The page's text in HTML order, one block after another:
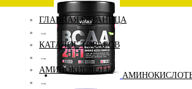
ГЛАВНАЯ СТРАНИЦА
→
КАТАЛОГ ТОВАРОВ
→
АМИНОКИСЛОТЫ
→